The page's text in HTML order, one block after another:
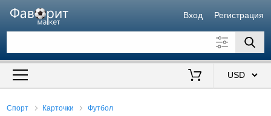
Вход Регистрация
Искать также в описании
Спорт Карточки Футбол